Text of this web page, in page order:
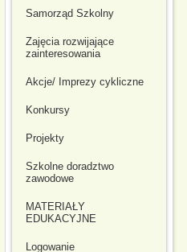
Samorząd Szkolny
Zajęcia rozwijające
zainteresowania
Akcje/ Imprezy cykliczne
Konkursy
Projekty
Szkolne doradztwo
zawodowe
MATERIAŁY
EDUKACYJNE
Logowanie